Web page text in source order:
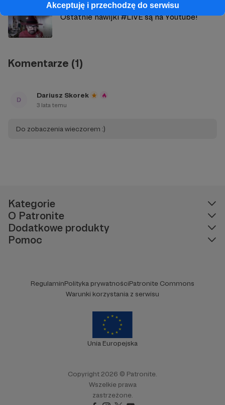
Akceptuję i przechodzę do serwisu
Ostatnie nawijki #LIVE są na Youtube!
Komentarze (1)
Dariusz Skorek
3 lata temu
Do zobaczenia wieczorem :)
Kategorie
O Patronite
Dodatkowe produkty
Pomoc
RegulaminPolityka prywatnościPatronite Commons
Warunki korzystania z serwisu
Unia Europejska
Copyright 2026 © Patronite.
Wszelkie prawa
zastrzeżone.